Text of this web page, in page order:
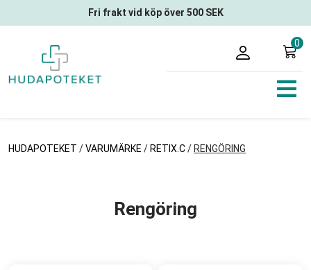
Fri frakt vid köp över 500 SEK
0
HUDAPOTEKET /VARUMÄRKE / RETIX.C/ RENGÖRING
Rengöring